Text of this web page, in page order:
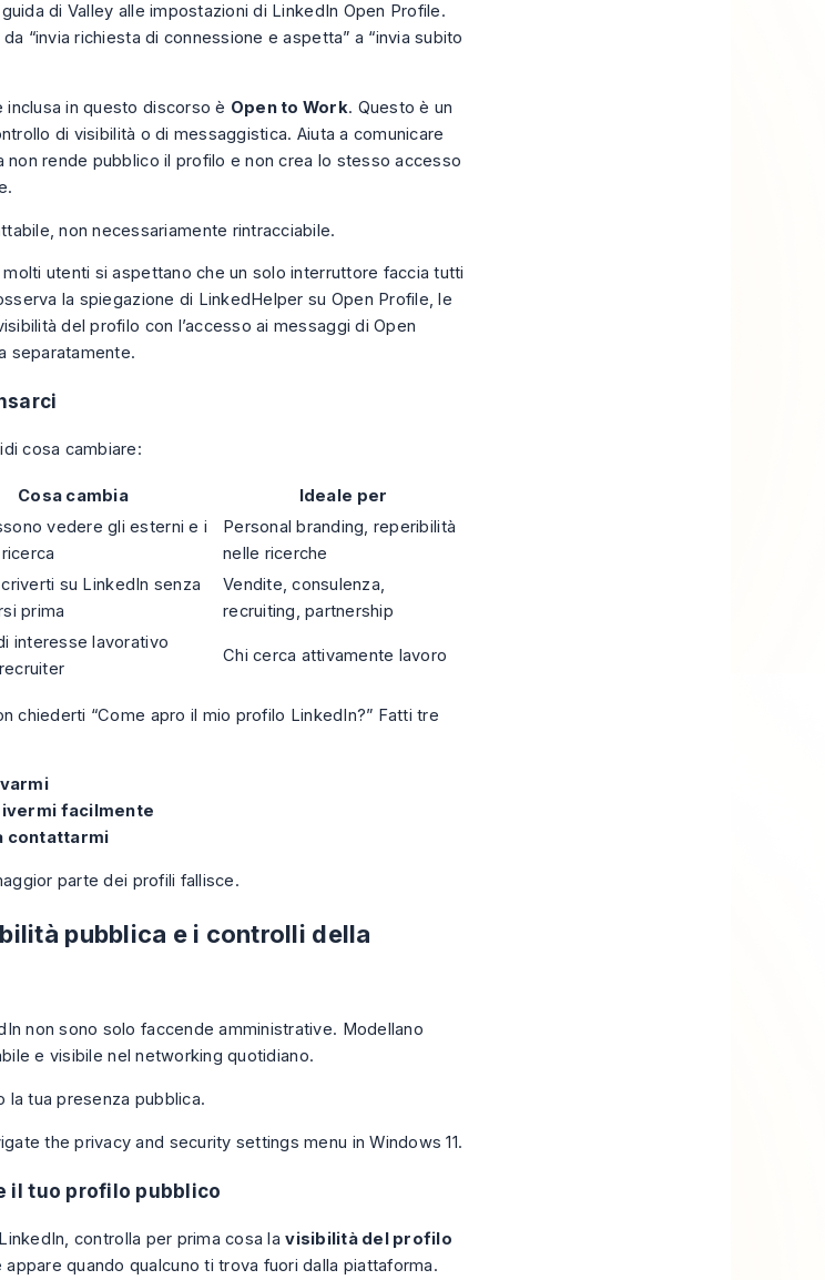
guida di Valley alle impostazioni di LinkedIn Open Profile.
“invia richiesta di connessione e aspetta” a “invia subito
in questo discorso è Open to Work. Questo è un
di visibilità o di messaggistica. Aiuta a comunicare
non rende pubblico il profilo e non crea lo stesso accesso
non necessariamente rintracciabile.
utenti si aspettano che un solo interruttore faccia tutti
la spiegazione di LinkedHelper su Open Profile, le
del profilo con l’accesso ai messaggi di Open
separatamente.
cosa cambiare:
Cosa cambia
Ideale per
vedere gli esterni e i
Personal branding, reperibilità
nelle ricerche
su LinkedIn senza
prima
Vendite, consulenza,
recruiting, partnership
interesse lavorativo
Chi cerca attivamente lavoro
chiederti “Come apro il mio profilo LinkedIn?” Fatti tre
facilmente
contattarmi
parte dei profili fallisce.
pubblica e i controlli della
non sono solo faccende amministrative. Modellano
e visibile nel networking quotidiano.
la tua presenza pubblica.
il tuo profilo pubblico
controlla per prima cosa lavisibilità del profilo
appare quando qualcuno ti trova fuori dalla piattaforma.